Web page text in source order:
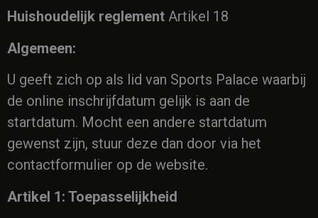
Huishoudelijk reglement Artikel 18
Algemeen:
U geeft zich op als lid van Sports Palace waarbij
de online inschrijfdatum gelijk is aan de
startdatum. Mocht een andere startdatum
gewenst zijn, stuur deze dan door via het
contactformulier op de website.
Artikel 1: Toepasselijkheid